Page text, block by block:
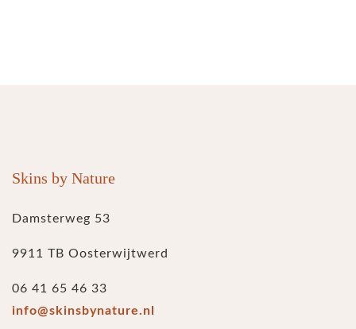
Skins by Nature
Damsterweg 53
9911 TB Oosterwijtwerd
06 41 65 46 33
info@skinsbynature.nl